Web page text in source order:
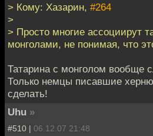
> Кому: Хазарин, #264
>
> Просто многие ассоциирут
монголами, не понимая, что
Татарина с монголом вообще
Только немцы писавшие
сделать!
Uhu »
#510 | 06.12.07 21:48